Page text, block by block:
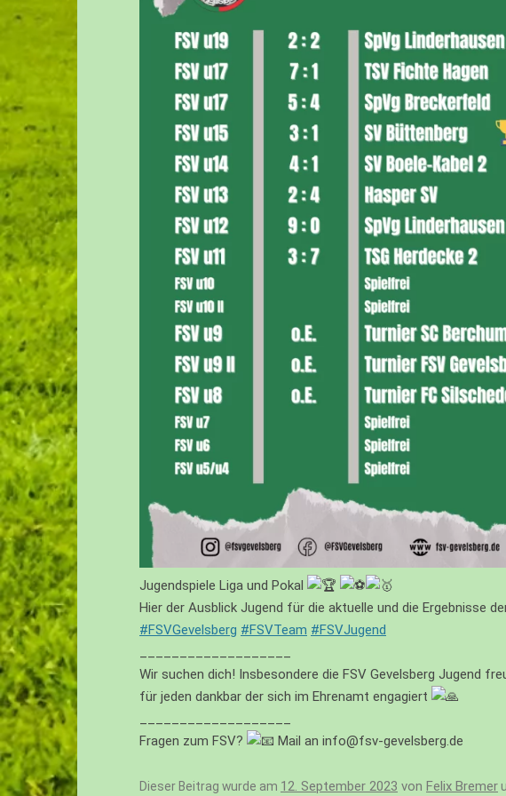
Jugendspiele Liga und Pokal
Hier der Ausblick Jugend für die aktuelle und die Ergebnisse
#FSVGevelsberg #FSVTeam #FSVJugend
Wir suchen dich! Insbesondere die FSV Gevelsberg Jugend
für jeden dankbar der sich im Ehrenamt engagiert
Fragen zum FSV?
Mail an info@fsv-gevelsberg.de
Dieser Beitrag wurde am 12. September 2023 von Felix Bremer